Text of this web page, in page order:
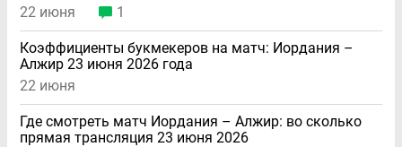
22 июня
1
Коэффициенты букмекеров на матч: Иордания –
Алжир 23 июня 2026 года
22 июня
Где смотреть матч Иордания – Алжир: во сколько
прямая трансляция 23 июня 2026